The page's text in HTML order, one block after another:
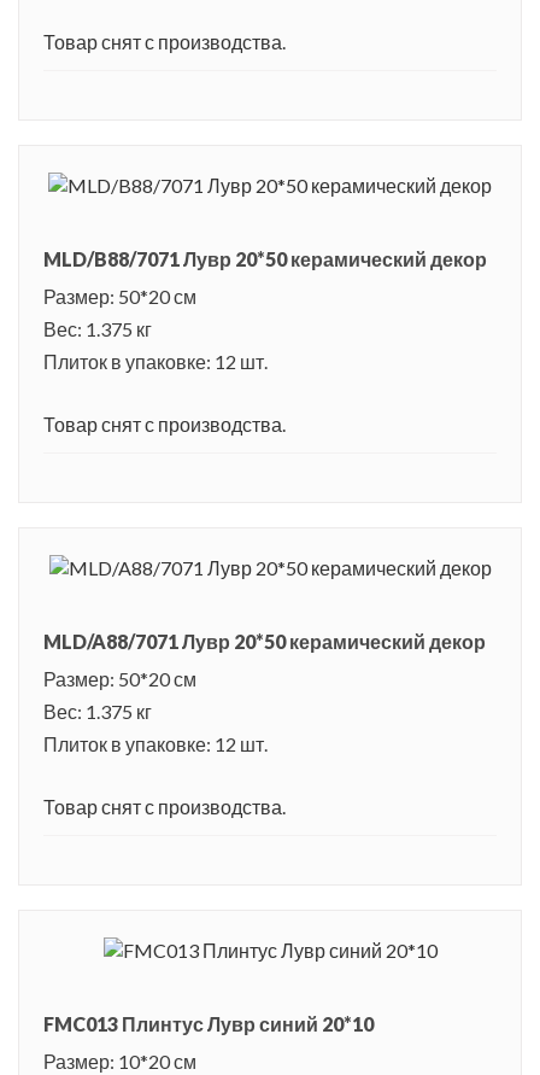
Товар снят с производства.
MLD/B88/7071 Лувр 20*50 керамический декор
Размер: 50*20 см
Вес: 1.375 кг
Плиток в упаковке: 12 шт.
Товар снят с производства.
MLD/A88/7071 Лувр 20*50 керамический декор
Размер: 50*20 см
Вес: 1.375 кг
Плиток в упаковке: 12 шт.
Товар снят с производства.
FMC013 Плинтус Лувр синий 20*10
Размер: 10*20 см